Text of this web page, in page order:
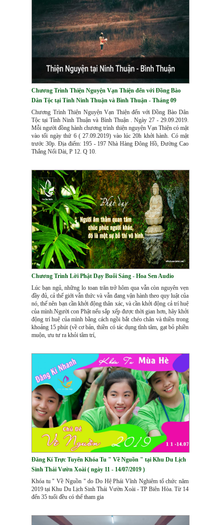
Chương Trình Thiện Nguyện Vạn Thiện đến với Đồng Bào
Dân Tộc tại Tỉnh Ninh Thuận và Bình Thuận - Tháng 09
Chương Trình Thiện Nguyện Vạn Thiện đến với Đồng Bào Dân
Tộc tại Tỉnh Ninh Thuận và Bình Thuận . Ngày 27 - 29.09.2019.
Mỗi người đồng hành chương trình thiện nguyện Vạn Thiện có mặt
vào tối ngày thứ 6 ( 27.09.2019) vào lúc 20h khởi hành. Có mặt
trước 30p. Địa điểm: 195 - 197 Nhà Hàng Đông Hồ, Đường Cao
Thắng Nối Dài, P 12. Q 10.
Chương Trình Lời Phật Dạy Buổi Sáng - Hoa Sen Audio
Lúc bạn ngủ, những lo toan trăn trở hôm qua vẫn còn nguyên vẹn
đầy đủ, cả thế giới vẫn thức và vẫn đang vận hành theo quy luật của
nó, thế nên bạn cần khởi động thân xác, và cần khởi động cả trí huệ
của mình.Người con Phật nếu sắp xếp được thời gian hơn, hãy khởi
động trí huệ của mình bằng cách ngồi bắt chéo chân và thiền trong
khoảng 15 phút (về cơ bản, thiền có tác dụng tĩnh tâm, gạt bỏ phiền
muộn, ưu tư ra khỏi tâm trí,
Đăng Kí Trực Tuyến Khóa Tu " Về Nguồn " tại Khu Du Lịch
Sinh Thái Vườn Xoài ( ngày 11 - 14/07/2019 )
Khóa tu " Về Nguồn " do Do Hệ Phái Vĩnh Nghiêm tổ chức năm
2019 tại Khu Du Lịch Sinh Thái Vườn Xoài - TP Biên Hòa. Từ 14
đến 35 tuổi đều có thể tham gia